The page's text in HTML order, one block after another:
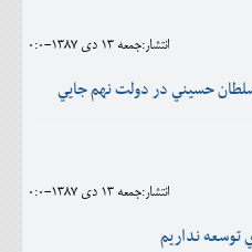
انتشار:جمعه 13 دی 1387-0:0
حسيني در دولت نهم جايي
انتشار:جمعه 13 دی 1387-0:0
توسعه نداريم